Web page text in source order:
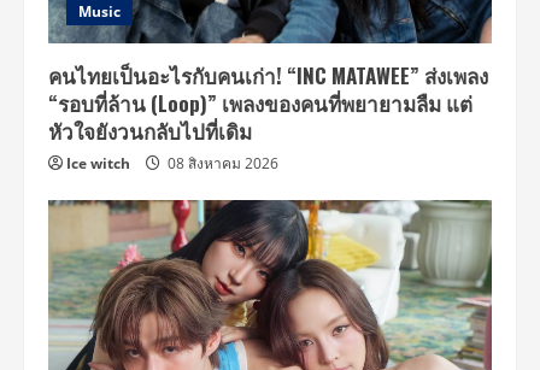
Music
คนไทยเป็นอะไรกับคนเก่า! “INC MATAWEE” ส่งเพลง
“รอบที่ล้าน (Loop)” เพลงของคนที่พยายามลืม แต่
หัวใจยังวนกลับไปที่เดิม
Ice witch 08 สิงหาคม 2026